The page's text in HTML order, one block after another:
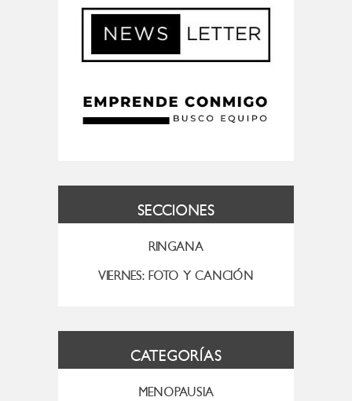
SECCIONES
RINGANA
VIERNES: FOTO Y CANCIÓN
CATEGORÍAS
MENOPAUSIA